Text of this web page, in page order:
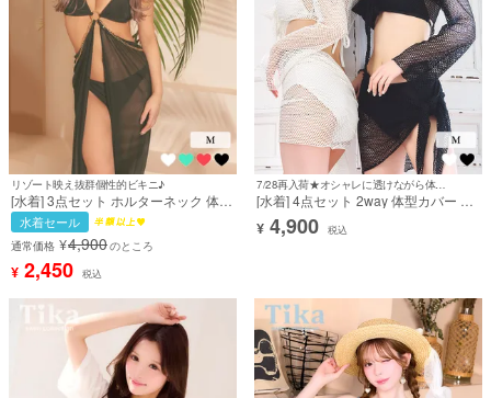
リゾート映え抜群個性的ビキニ♪
[水着] 3点セット ホルターネック 体型
カバー ロングパレオ付き チェーンベ
ルト インポート風 セクシー ギャル 黒
ブラック 三角ビキニ (あいみ着用) [tk-
swy016c]
水着セール
通常価格 ¥4,900のところ
¥ 2,450 税込
7/28再入荷★オシャレに透けながら体型カバー♪
[水着] 4点セット 2way 体型カバー 三
角ビキニ ホルターネック ショート丈
袖あり ヘルシー パレオ付き 白 ホワイ
¥ 4,900 税込